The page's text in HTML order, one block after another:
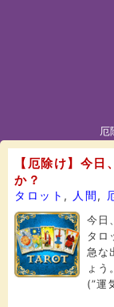
厄
【厄除け】今
か？
タロット , 人間 ,
今日
タロ
急な
ょう。
(”運